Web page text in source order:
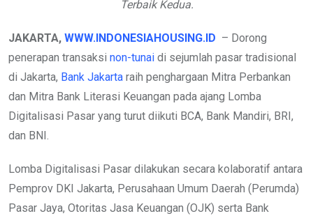
Terbaik Kedua.
JAKARTA, WWW.INDONESIAHOUSING.ID – Dorong
penerapan transaksi non-tunai di sejumlah pasar tradisional
di Jakarta, Bank Jakarta raih penghargaan Mitra Perbankan
dan Mitra Bank Literasi Keuangan pada ajang Lomba
Digitalisasi Pasar yang turut diikuti BCA, Bank Mandiri, BRI,
dan BNI.
Lomba Digitalisasi Pasar dilakukan secara kolaboratif antara
Pemprov DKI Jakarta, Perusahaan Umum Daerah (Perumda)
Pasar Jaya, Otoritas Jasa Keuangan (OJK) serta Bank